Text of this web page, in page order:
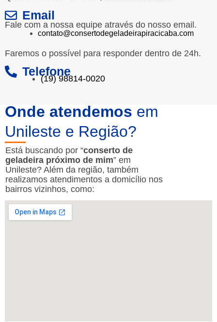
Email
Fale com a nossa equipe através do nosso email.
contato@consertodegeladeirapiracicaba.com
Faremos o possível para responder dentro de 24h.
Telefone
(19) 98814-0020
Onde atendemos em
Unileste e Região?
Está buscando por “conserto de
geladeira próximo de mim” em
Unileste? Além da região, também
realizamos atendimentos a domicílio nos
bairros vizinhos, como: